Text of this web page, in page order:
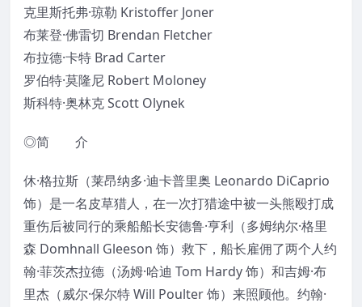
克里斯托弗·琼勒 Kristoffer Joner
布莱登·佛雷切 Brendan Fletcher
布拉德·卡特 Brad Carter
罗伯特·莫隆尼 Robert Moloney
斯科特·奥林克 Scott Olynek
◎简 介
休·格拉斯（莱昂纳多·迪卡普里奥 Leonardo DiCaprio
饰）是一名皮草猎人，在一次打猎途中被一头熊殴打成
重伤后被同行的乘船船长安德鲁·亨利（多姆纳尔·格里
森 Domhnall Gleeson 饰）救下，船长雇佣了两个人约
翰·菲茨杰拉德（汤姆·哈迪 Tom Hardy 饰）和吉姆·布
里杰（威尔·保尔特 Will Poulter 饰）来照顾他。约翰·